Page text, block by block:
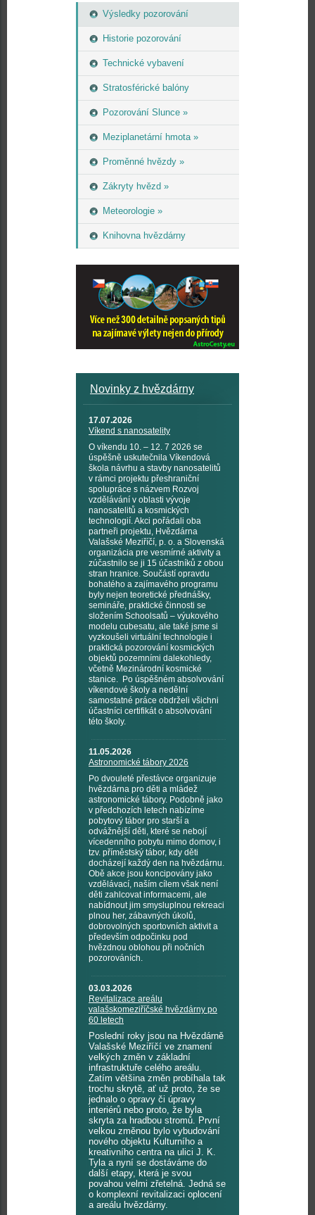
Výsledky pozorování
Historie pozorování
Technické vybavení
Stratosférické balóny
Pozorování Slunce »
Meziplanetární hmota »
Proměnné hvězdy »
Zákryty hvězd »
Meteorologie »
Knihovna hvězdárny
Novinky z hvězdárny
17.07.2026
Víkend s nanosatelity
O víkendu 10. – 12. 7 2026 se
úspěšně uskutečnila Víkendová
škola návrhu a stavby nanosatelitů
v rámci projektu přeshraniční
spolupráce s názvem Rozvoj
vzdělávání v oblasti vývoje
nanosatelitů a kosmických
technologií. Akci pořádali oba
partneři projektu, Hvězdárna
Valašské Meziříčí, p. o. a Slovenská
organizácia pre vesmírné aktivity a
zúčastnilo se ji 15 účastníků z obou
stran hranice. Součástí opravdu
bohatého a zajímavého programu
byly nejen teoretické přednášky,
semináře, praktické činnosti se
složením Schoolsatů – výukového
modelu cubesatu, ale také jsme si
vyzkoušeli virtuální technologie i
praktická pozorování kosmických
objektů pozemními dalekohledy,
včetně Mezinárodní kosmické
stanice. Po úspěšném absolvování
víkendové školy a nedělní
samostatné práce obdrželi všichni
účastníci certifikát o absolvování
této školy.
11.05.2026
Astronomické tábory 2026
Po dvouleté přestávce organizuje
hvězdárna pro děti a mládež
astronomické tábory. Podobně jako
v předchozích letech nabízíme
pobytový tábor pro starší a
odvážnější děti, které se nebojí
vícedenního pobytu mimo domov, i
tzv. příměstský tábor, kdy děti
docházejí každý den na hvězdárnu.
Obě akce jsou koncipovány jako
vzdělávací, naším cílem však není
děti zahlcovat informacemi, ale
nabídnout jim smysluplnou rekreaci
plnou her, zábavných úkolů,
dobrovolných sportovních aktivit a
především odpočinku pod
hvězdnou oblohou při nočních
pozorováních.
03.03.2026
Revitalizace areálu
valašskomeziříčské hvězdárny po
60 letech
Poslední roky jsou na Hvězdárně
Valašské Meziříčí ve znamení
velkých změn v základní
infrastruktuře celého areálu.
Zatím většina změn probíhala tak
trochu skrytě, ať už proto, že se
jednalo o opravy či úpravy
interiérů nebo proto, že byla
skryta za hradbou stromů. První
velkou změnou bylo vybudování
nového objektu Kulturního a
kreativního centra na ulici J. K.
Tyla a nyní se dostáváme do
další etapy, která je svou
povahou velmi zřetelná. Jedná se
o komplexní revitalizaci oplocení
a areálu hvězdárny.